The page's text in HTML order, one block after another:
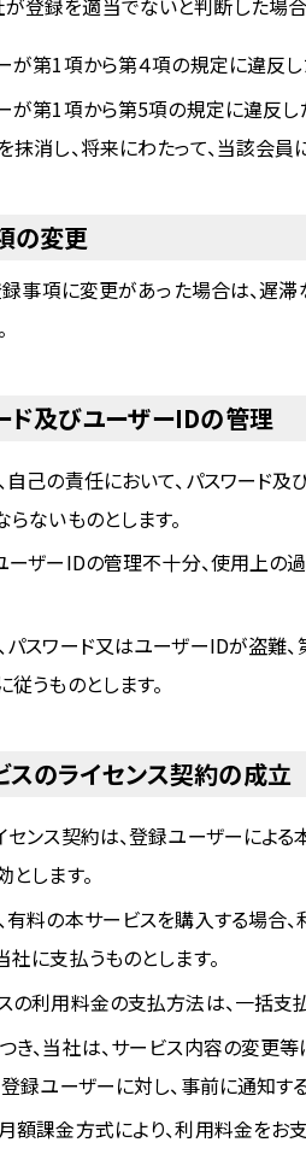
が第1項から第４項の規定に違反し
が第1項から第5項の規定に違反し
消し、将来にわたって、当該会員
の変更
事項に変更があった場合は、遅
ド及びユーザーIDの管理
己の責任において、パスワード及
ないものとします。
ーザーIDの管理不十分、使用上の
スワード又はユーザーIDが盗難
うものとします。
のライセンス契約の成立
センス契約は、登録ユーザーによ
します。
料の本サービスを購入する場合
に支払うものとします。
の利用料金の支払方法は、一括支
き、当社は、サービス内容の変更
録ユーザーに対し、事前に通知す
額課金方式により、利用料金をお